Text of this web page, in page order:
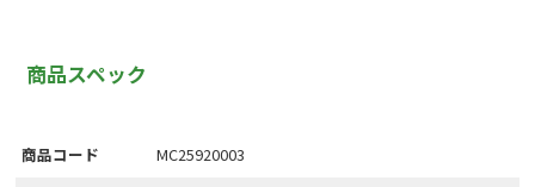
商品スペック
商品コード
MC25920003